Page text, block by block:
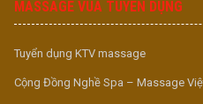
MASSAGE VUA TUYỂN DỤNG
Tuyển dụng KTV massage
Cộng Đồng Nghề Spa – Massage